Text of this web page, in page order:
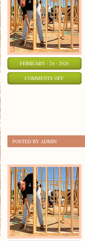
FEBRUARY - 24 - 2026
COMMENTS OFFON
POSTED BY ADMIN